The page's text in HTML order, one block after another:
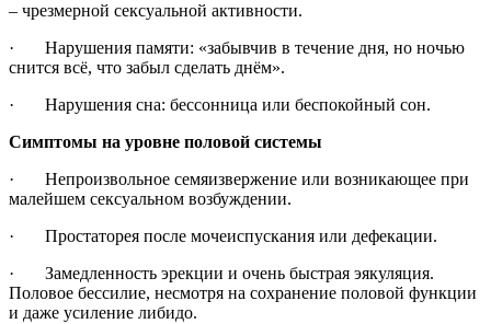
– чрезмерной сексуальной активности.
· Нарушения памяти: «забывчив в течение дня, но ночью
снится всё, что забыл сделать днём».
· Нарушения сна: бессонница или беспокойный сон.
Симптомы на уровне половой системы
· Непроизвольное семяизвержение или возникающее при
малейшем сексуальном возбуждении.
· Простаторея после мочеиспускания или дефекации.
· Замедленность эрекции и очень быстрая эякуляция.
Половое бессилие, несмотря на сохранение половой функции
и даже усиление либидо.